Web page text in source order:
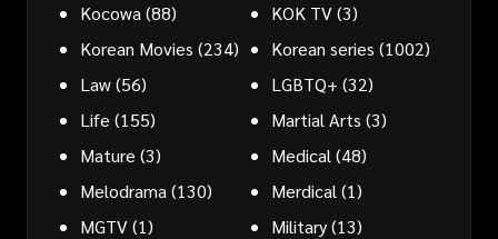
Kocowa (88) KOK TV(3)
Korean Movies (234) Korean series (1002)
Law(56) LGBTQ+ (32)
Life (155) Martial Arts (3)
Mature (3) Medical (48)
Melodrama (130) Merdical (1)
MGTV(1) Military(13)